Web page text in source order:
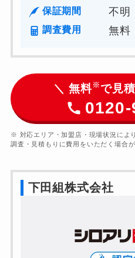
保証期間 不明
調査費用 無料
＼ 無料※で見
※ 対応エリア・加盟店・現場状況によ
調査・見積もりに費用をいただく場合が
下田組株式会社